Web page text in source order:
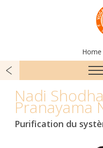
Home
Nadi
Pranayama
Purification du